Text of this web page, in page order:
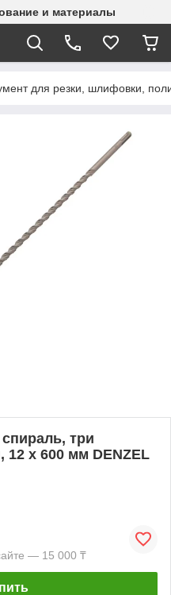
и материалы
для резки, шлифовки,
три
x 600 мм DENZEL
— 15 000 ₸